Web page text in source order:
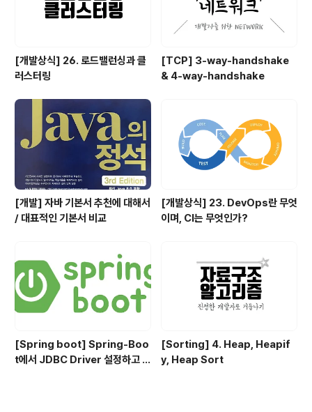
[개발상식] 26. 로드밸런싱과 클
러스터링
[TCP] 3-way-handshake
& 4-way-handshake
[개발] 자바 기본서 추천에 대해서
/ 대표적인 기본서 비교
[개발상식] 23. DevOps란 무엇
이며, CI는 무엇인가?
[Spring boot] Spring-Boo
t에서 JDBC Driver 설정하고 사
[Sorting] 4. Heap, Heapif
y, Heap Sort